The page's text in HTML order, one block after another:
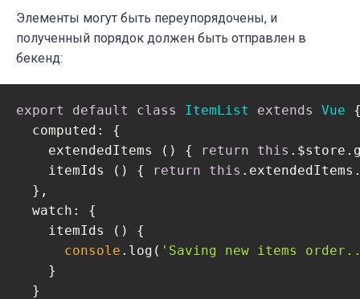
Элементы могут быть переупорядочены, и
полученный порядок должен быть отправлен в
бекенд:
export default class ItemList extends Vue
computed : {
    extendedItems () {
return this
    itemIds () {
return this
  },
watch : {
    itemIds () {
console .log( 'Saving new items
    }
  }